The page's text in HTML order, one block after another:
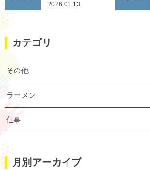
2026.01.13
カテゴリ
その他
ラーメン
仕事
月別アーカイブ